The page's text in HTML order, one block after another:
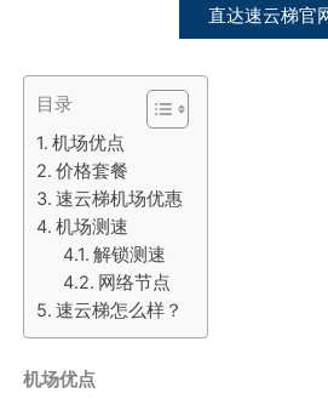
直达速云梯官
目录
机场优点
价格套餐
速云梯机场优惠
机场测速
解锁测速
网络节点
速云梯怎么样？
机场优点